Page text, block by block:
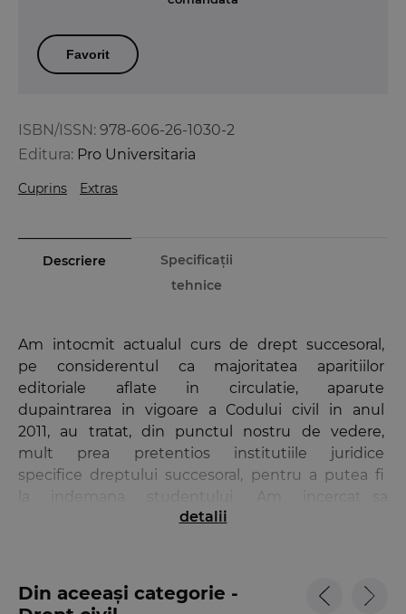
ISBN/ISSN: 978-606-26-1030-2
Editura: Pro Universitaria
Cuprins Extras
Favorit
Descriere
Specificații
tehnice
Am intocmit actualul curs de drept succesoral,
pe considerentul ca majoritatea aparitiilor
editoriale aflate in circulatie, aparute
dupaintrarea in vigoare a Codului civil in anul
2011, au tratat, din punctul nostru de vedere,
mult prea pretentios institutiile juridice
specifice dreptului succesoral, pentru a putea fi
la indemana studentului. Am incercat sa
valorificam experienta de la catedra in intocmirea
practice
. Am impartit, didactic, lucrarea in sapte
capitole, incercand sa respectam tematica
detalii
Din aceeași categorie -